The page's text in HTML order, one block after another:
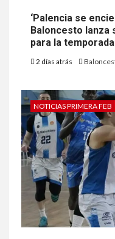
‘Palencia se
Baloncesto lanza
para la
2 días atrás
NOTICIAS PRIMERA FEB